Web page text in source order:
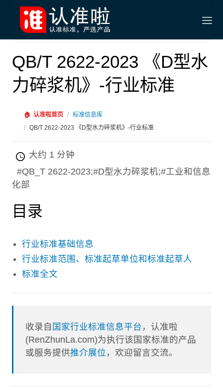
QB/T 2622-2023 《D型水
力碎浆机》-行业标准
🏠 认准啦首页 / 标准信息库
/ QB/T 2622-2023 《D型水力碎浆机》-行业标准
大约 1 分钟
#QB_T 2622-2023;#D型水力碎浆机;#工业和信息
化部
目录
行业标准基础信息
行业标准范围、标准起草单位和标准起草人
标准全文
收录自 国家行业标准信息平台 ，认准啦
(RenZhunLa.com)为执行该国家标准的产品
或服务提供推介展位 ，欢迎留言交流。